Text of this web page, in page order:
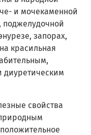
и мочекаменной
поджелудочной
запорах,
красильная
диуретическим
свойства